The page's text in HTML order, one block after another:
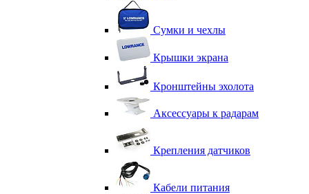
Сумки и чехлы
Крышки экрана
Кронштейны эхолота
Аксессуары к радарам
Крепления датчиков
Кабели питания